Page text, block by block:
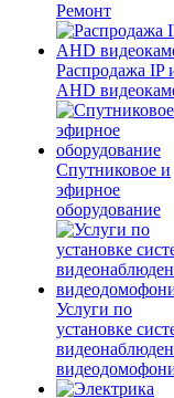
Ремонт
Распродажа IP
AHD
Спутниковое и
эфирное
оборудование
Услуги по
установке